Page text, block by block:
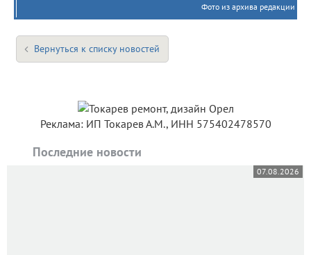
Фото из архива редакции
Вернуться к списку новостей
Реклама: ИП Токарев А.М., ИНН 575402478570
Последние новости
07.08.2026